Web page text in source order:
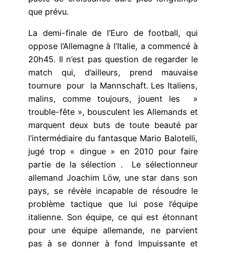
que prévu.
La demi-finale de l’Euro de football, qui
oppose l’Allemagne à l’Italie, a commencé à
20h45. Il n’est pas question de regarder le
match qui, d’ailleurs, prend mauvaise
tournure pour la Mannschaft. Les Italiens,
malins, comme toujours, jouent les »
trouble-fête », bousculent les Allemands et
marquent deux buts de toute beauté par
l’intermédiaire du fantasque Mario Balotelli,
jugé trop « dingue » en 2010 pour faire
partie de la sélection . Le sélectionneur
allemand Joachim Löw, une star dans son
pays, se révèle incapable de résoudre le
problème tactique que lui pose l’équipe
italienne. Son équipe, ce qui est étonnant
pour une équipe allemande, ne parvient
pas à se donner à fond Impuissante et